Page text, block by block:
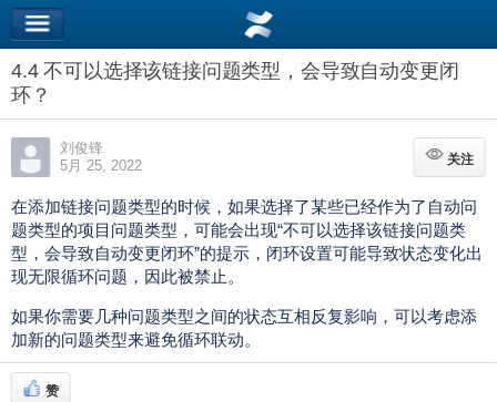
4.4 不可以选择该链接问题类型，会导致自动变更闭
环？
刘俊锋
5月 25, 2022
关注
关注
在添加链接问题类型的时候，如果选择了某些已经作为了自动问
题类型的项目问题类型，可能会出现“不可以选择该链接问题类
型，会导致自动变更闭环”的提示，闭环设置可能导致状态变化出
现无限循环问题，因此被禁止。
如果你需要几种问题类型之间的状态互相反复影响，可以考虑添
加新的问题类型来避免循环联动。
赞